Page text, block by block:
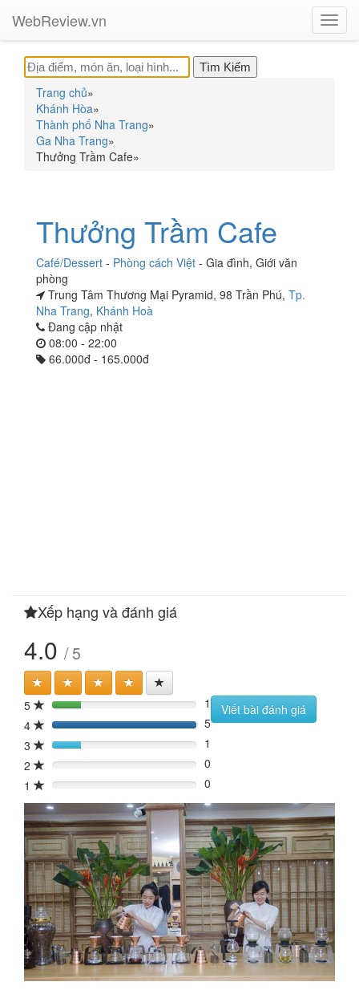
WebReview.vn
Trang chủ»
Khánh Hòa»
Thành phố Nha Trang»
Ga Nha Trang»
Thưởng Trầm Cafe»
Thưởng Trầm Cafe
Café/Dessert - Phòng cách Việt - Gia đình, Giới văn
phòng
Trung Tâm Thương Mại Pyramid, 98 Trần Phú, Tp.
Nha Trang, Khánh Hoà
Đang cập nhật
08:00 - 22:00
66.000đ - 165.000đ
Xếp hạng và đánh giá
4.0 / 5
5 20%
1
4
100%
5
3
20%
1
2
0%
0
1
0% 0
Viết bài đánh giá